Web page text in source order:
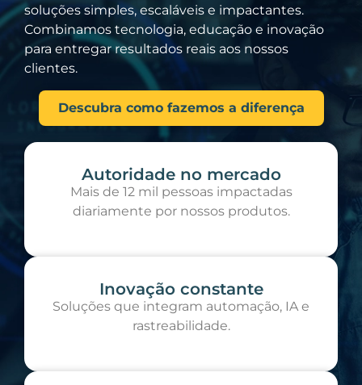
soluções simples, escaláveis e impactantes.
Combinamos tecnologia, educação e inovação
para entregar resultados reais aos nossos
clientes.
Descubra como fazemos a diferença
Autoridade no mercado
Mais de 12 mil pessoas impactadas
diariamente por nossos produtos.
Inovação constante
Soluções que integram automação, IA e
rastreabilidade.